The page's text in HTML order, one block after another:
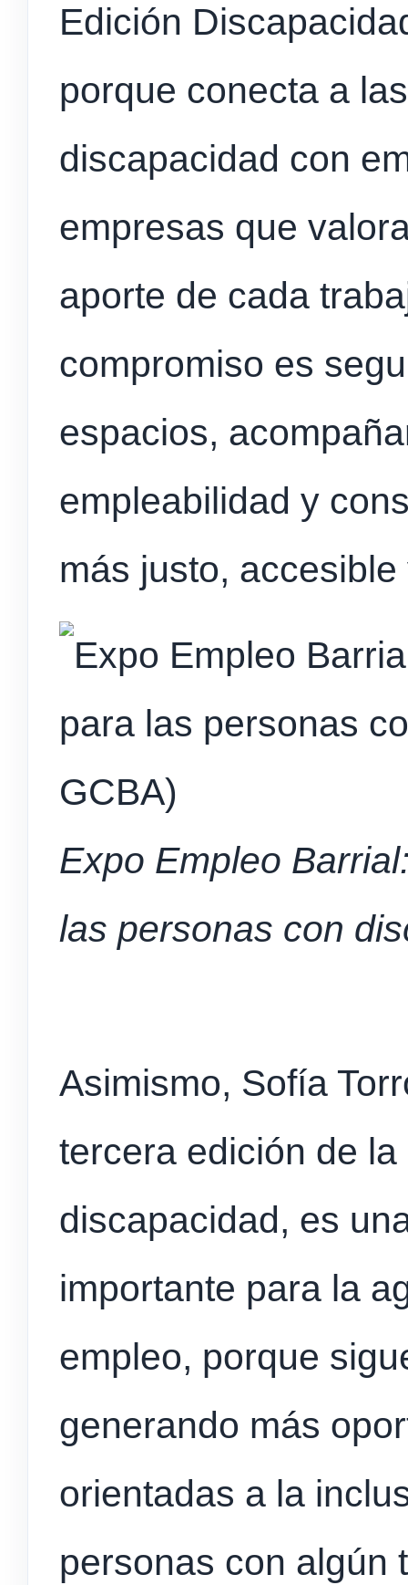
Edición
porque conecta a
discapacidad con
empresas que
aporte de cada
compromiso es
espacios,
empleabilidad y
más justo,
Expo Empleo
las personas con
Asimismo, Sofía
tercera edición de
discapacidad, es
importante para la
empleo, porque
generando más
orientadas a la
personas con algún